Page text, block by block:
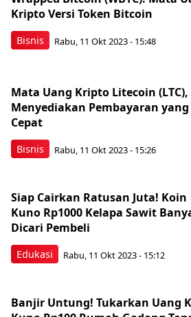
Bisnis
Kripto Versi Token Bitcoin
Rabu, 11 Okt 2023 - 15:48
Bisnis
Mata Uang Kripto Litecoin (LTC),
Menyediakan Pembayaran yang
Cepat
Rabu, 11 Okt 2023 - 15:26
Edukasi
Siap Cairkan Ratusan Juta! Koin
Kuno Rp1000 Kelapa Sawit
Dicari Pembeli
Rabu, 11 Okt 2023 - 15:12
Banjir Untung! Tukarkan Uang